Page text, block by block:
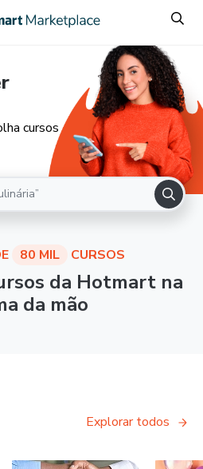
cursos
80 MIL CURSOS
da Hotmart na
da mão
Explorar todos